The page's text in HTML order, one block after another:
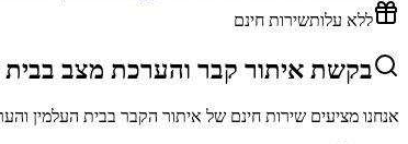
ללא עלותשירות חינם
בקשת איתור קבר והערכת מצב בבית
אנחנו מציעים שירות חינם של איתור הקבר בבית העלמין